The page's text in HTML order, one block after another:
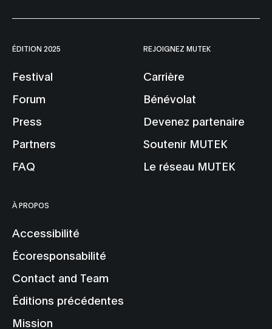
ÉDITION 2025
Festival
Forum
Press
Partners
FAQ
REJOIGNEZ MUTEK
Carrière
Bénévolat
Devenez partenaire
Soutenir MUTEK
Le réseau MUTEK
À PROPOS
Accessibilité
Écoresponsabilité
Contact and Team
Éditions précédentes
Mission